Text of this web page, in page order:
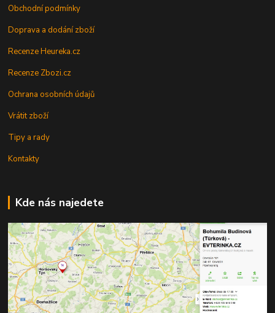
Obchodní podmínky
Doprava a dodání zboží
Recenze Heureka.cz
Recenze Zbozi.cz
Ochrana osobních údajů
Vrátit zboží
Tipy a rady
Kontakty
Kde nás najedete